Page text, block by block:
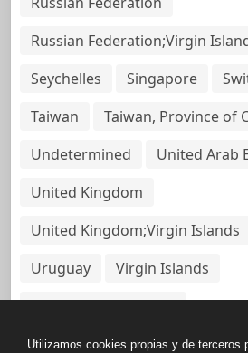
Russian Federation;Virgin
Seychelles
Singapore
Taiwan
Taiwan, Province of
Undetermined
United Arab
United Kingdom
United Kingdom;Virgin Islands
Uruguay
Virgin Islands
Virgin Islands, British
Utilizamos cookies propias y de terceros